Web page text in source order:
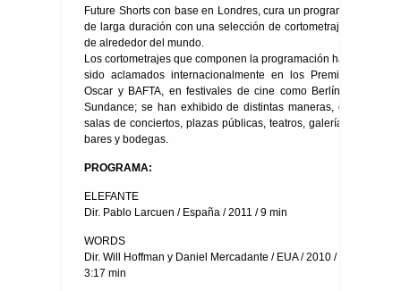
Future Shorts con base en Londres, cura un programa
de larga duración con una selección de cortometrajes
de alrededor del mundo.
Los cortometrajes que componen la programación han
sido aclamados internacionalmente en los Premios
Oscar y BAFTA, en festivales de cine como Berlín y
Sundance; se han exhibido de distintas maneras, en
salas de conciertos, plazas públicas, teatros, galerías,
bares y bodegas.
PROGRAMA:
ELEFANTE
Dir. Pablo Larcuen / España / 2011 / 9 min
WORDS
Dir. Will Hoffman y Daniel Mercadante / EUA / 2010 /
3:17 min